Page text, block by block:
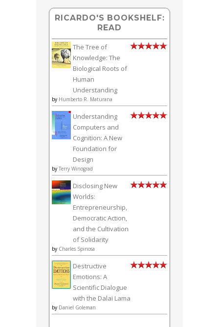
RICARDO'S BOOKSHELF:
READ
The Tree of
Knowledge: The
Biological Roots of
Human
Understanding
by Humberto R. Maturana
Understanding
Computers and
Cognition: A New
Foundation for
Design
by Terry Winograd
Disclosing New
Worlds:
Entrepreneurship,
Democratic Action,
and the Cultivation
of Solidarity
by Charles Spinosa
Destructive
Emotions: A
Scientific Dialogue
with the Dalai Lama
by Daniel Goleman